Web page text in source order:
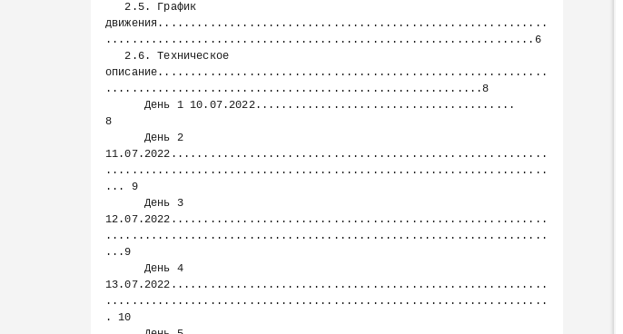
   2.5. График
движения............................................................
..................................................................6
   2.6. Техническое
описание............................................................
..........................................................8
8
11.07.2022..........................................................
....................................................................
... 9
12.07.2022..........................................................
....................................................................
...9
13.07.2022..........................................................
....................................................................
. 10